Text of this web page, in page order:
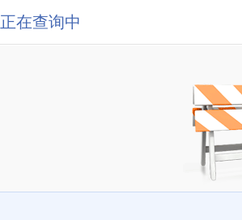
正在查询中